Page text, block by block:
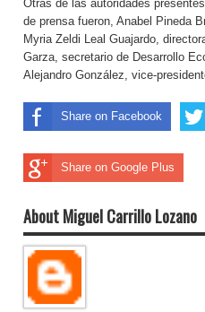
Otras de las autoridades
de prensa fueron, Anabel Pineda
Myria Zeldi Leal Guajardo,
Garza, secretario de Desarrollo
Alejandro González, vice-
Share on Facebook
Share on Google Plus
About Miguel Carrillo Lozano